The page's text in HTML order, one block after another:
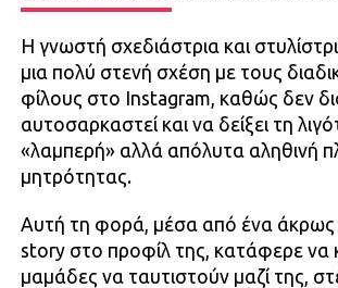
Η γνωστή σχεδιάστρια και
μια πολύ στενή σχέση με τους
φίλους στο Instagram, καθώς δεν
αυτοσαρκαστεί και να δείξει τη
«λαμπερή» αλλά απόλυτα αληθινή
μητρότητας.
Αυτή τη φορά, μέσα από ένα άκρως
story στο προφίλ της, κατάφερε να
μαμάδες να ταυτιστούν μαζί της,